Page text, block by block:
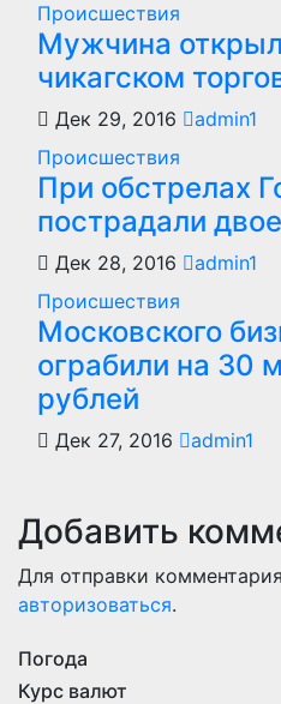
Происшествия
Мужчина
чикагском
Дек 29, 2016
admin1
Происшествия
При обстрелах
пострадали
Дек 28, 2016
admin1
Происшествия
Московского
ограбили на 30
рублей
Дек 27, 2016 admin1
Добавить
Для отправки
авторизоваться.
Погода
Курс валют